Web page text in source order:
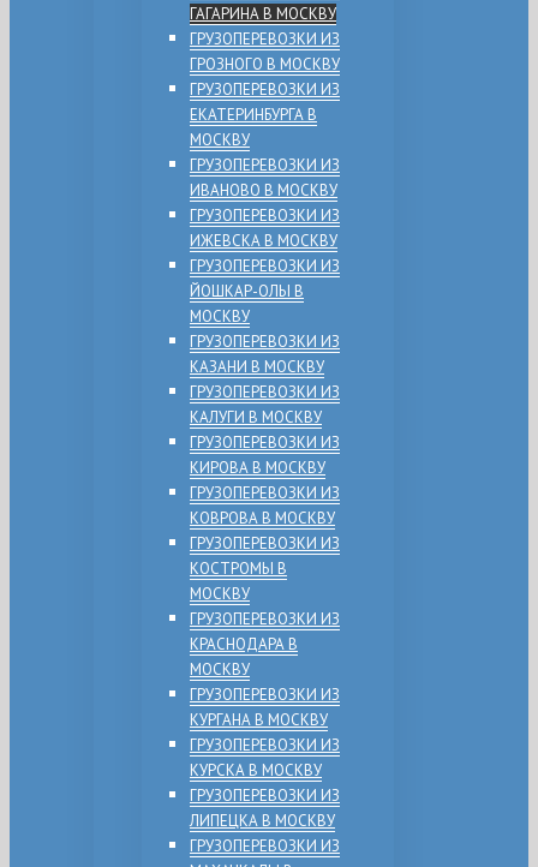
ГАГАРИНА В МОСКВУ
ГРУЗОПЕРЕВОЗКИ ИЗ
ГРОЗНОГО В МОСКВУ
ГРУЗОПЕРЕВОЗКИ ИЗ
ЕКАТЕРИНБУРГА В
МОСКВУ
ГРУЗОПЕРЕВОЗКИ ИЗ
ИВАНОВО В МОСКВУ
ГРУЗОПЕРЕВОЗКИ ИЗ
ИЖЕВСКА В МОСКВУ
ГРУЗОПЕРЕВОЗКИ ИЗ
ЙОШКАР-ОЛЫ В
МОСКВУ
ГРУЗОПЕРЕВОЗКИ ИЗ
КАЗАНИ В МОСКВУ
ГРУЗОПЕРЕВОЗКИ ИЗ
КАЛУГИ В МОСКВУ
ГРУЗОПЕРЕВОЗКИ ИЗ
КИРОВА В МОСКВУ
ГРУЗОПЕРЕВОЗКИ ИЗ
КОВРОВА В МОСКВУ
ГРУЗОПЕРЕВОЗКИ ИЗ
КОСТРОМЫ В
МОСКВУ
ГРУЗОПЕРЕВОЗКИ ИЗ
КРАСНОДАРА В
МОСКВУ
ГРУЗОПЕРЕВОЗКИ ИЗ
КУРГАНА В МОСКВУ
ГРУЗОПЕРЕВОЗКИ ИЗ
КУРСКА В МОСКВУ
ГРУЗОПЕРЕВОЗКИ ИЗ
ЛИПЕЦКА В МОСКВУ
ГРУЗОПЕРЕВОЗКИ ИЗ